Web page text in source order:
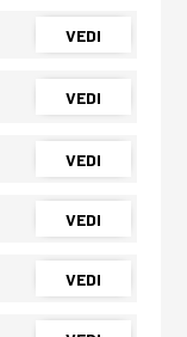
VEDI
VEDI
VEDI
VEDI
VEDI